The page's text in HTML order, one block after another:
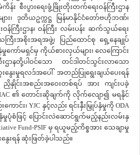
ကိန်း စီးပွားရေးဖွံ့ဖြိုးတိုးတက်ရေးဝန်ကြီးဌာန
ား၊ ဒုတိယဥက္ကဋ္ဌ မြန်မာနိုင်ငံတော်ဗဟိုဘဏ်၊
န်ကြီးဌာန၊ ဝန်ကြီး လမ်းပန်း ဆက်သွယ်ရေး
သကြီးအစိုးအရအဖွဲ့၊ ပြည်ထောင်စု ရှေ့နေချုပ်
ပ်နှံမှုကော်မရှင်မှ ကိုယ်စားလှယ်များ၊ လေကြောင်း
စီးဌာနတို့ပါဝင်သော တင်ဒါတင်သွင်းလာသော
းမှုရလဒ်အပေါ် အတည်ပြုရွေးချယ်ပေးရန်
င်းအစည်းအဝေးတစ်ရပ် အား ကျင်းပခဲ့
၏ တောင်းဆိုချက်ကို လိုက်လျော၍ မရနိုင်
ာင်း၊ YJC နှင့်လည်း ရင်းနှီးမြှုပ်နှံမှုကို ODA
နှံမှုပုံစံဖြင့် ပြောင်းလဲဆောင်ရွက်မည့်နည်းလမ်းနှ
Fund-PSIF မှ ရယူမည့်ကိစ္စအား သေချာမှု
ေးရန် ဆုံးဖြတ်ခဲ့ပါသည်။